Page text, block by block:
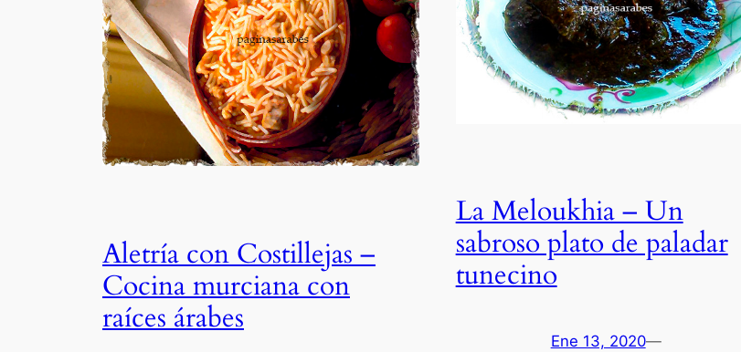
Aletría con Costillejas –
Cocina murciana con
raíces árabes
La Meloukhia – Un
sabroso plato de paladar
tunecino
Ene 13, 2020—